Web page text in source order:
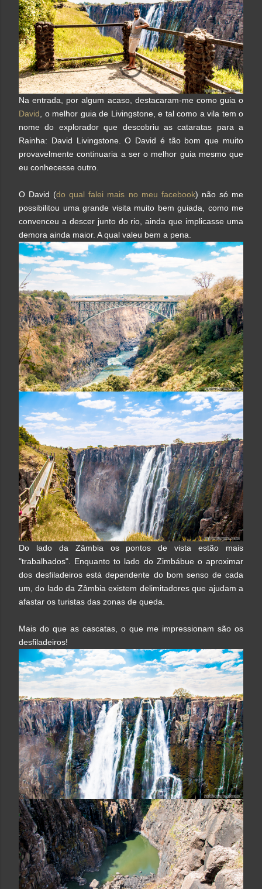
Na entrada, por algum acaso, destacaram-me como guia o
David
o melhor guia de Livingstone, e tal como a vila tem o
nome do explorador que descobriu as cataratas para a
Rainha: David Livingstone. O David é tão bom que muito
provavelmente continuaria a ser o melhor guia mesmo que
eu conhecesse outro.
O David (do qual falei mais no meu facebook) não só me
possibilitou uma grande visita muito bem guiada, como me
convenceu a descer junto do rio, ainda que implicasse uma
demora ainda maior. A qual valeu bem a pena.
Do lado da Zâmbia os pontos de vista estão mais
"trabalhados". Enquanto to lado do Zimbábue o aproximar
dos desfiladeiros está dependente do bom senso de cada
um, do lado da Zâmbia existem delimitadores que ajudam a
afastar os turistas das zonas de queda.
Mais do que as cascatas, o que me impressionam são os
desfiladeiros!